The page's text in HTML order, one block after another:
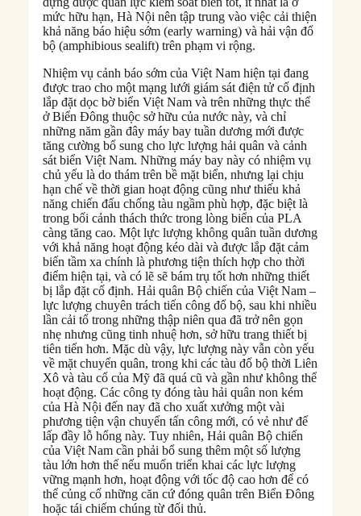
mức hữu hạn, Hà Nội nên tập trung vào việc cải thiện
khả năng báo hiệu sớm (early warning) và hải vận đổ
bộ (amphibious sealift) trên phạm vi rộng.
Nhiệm vụ cảnh báo sớm của Việt Nam hiện tại đang
được trao cho một mạng lưới giám sát điện tử cố định
lắp đặt dọc bờ biển Việt Nam và trên những thực thể
ở Biển Đông thuộc sở hữu của nước này, và chỉ
những năm gần đây máy bay tuần dương mới được
tăng cường bổ sung cho lực lượng hải quân và cảnh
sát biển Việt Nam. Những máy bay này có nhiệm vụ
chủ yếu là do thám trên bề mặt biển, nhưng lại chịu
hạn chế về thời gian hoạt động cũng như thiếu khả
năng chiến đấu chống tàu ngầm phù hợp, đặc biệt là
trong bối cảnh thách thức trong lòng biển của PLA
càng tăng cao. Một lực lượng không quân tuần dương
với khả năng hoạt động kéo dài và được lắp đặt cảm
biến tầm xa chính là phương tiện thích hợp cho thời
điểm hiện tại, và có lẽ sẽ bám trụ tốt hơn những thiết
bị lắp đặt cố định. Hải quân Bộ chiến của Việt Nam –
lực lượng chuyên trách tiến công đổ bộ, sau khi nhiều
lần cải tổ trong những thập niên qua đã trở nên gọn
nhẹ nhưng cũng tinh nhuệ hơn, sở hữu trang thiết bị
tiên tiến hơn. Mặc dù vậy, lực lượng này vẫn còn yếu
về mặt chuyển quân, trong khi các tàu đổ bộ thời Liên
Xô và tàu cổ của Mỹ đã quá cũ và gần như không thể
hoạt động. Các công ty đóng tàu hải quân non kém
của Hà Nội đến nay đã cho xuất xưởng một vài
phương tiện vận chuyển tấn công mới, có vẻ như để
lấp đầy lỗ hổng này. Tuy nhiên, Hải quân Bộ chiến
của Việt Nam cần phải bổ sung thêm một số lượng
tàu lớn hơn thế nếu muốn triển khai các lực lượng
vững mạnh hơn, hoạt động với tốc độ cao hơn để có
thể củng cố những căn cứ đóng quân trên Biển Đông
hoặc tái chiếm chúng từ đối thủ.